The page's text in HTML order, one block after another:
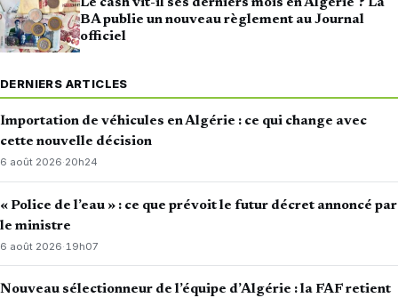
BA publie un nouveau règlement au Journal
officiel
DERNIERS ARTICLES
Importation de véhicules en Algérie : ce qui change avec
cette nouvelle décision
6 août 2026·20h24
« Police de l’eau » : ce que prévoit le futur décret annoncé par
le ministre
6 août 2026· 19h07
Nouveau sélectionneur de l’équipe d’Algérie : la FAF retient